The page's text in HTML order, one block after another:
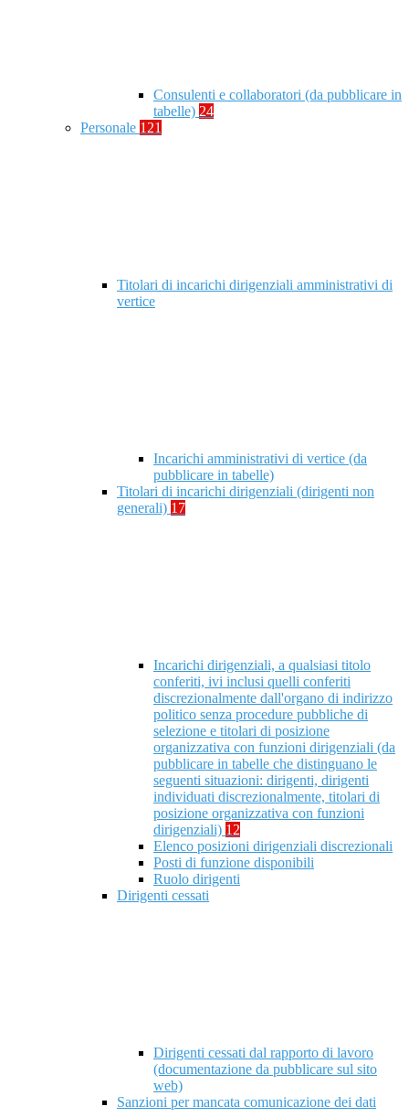
Consulenti e collaboratori (da pubblicare in
tabelle) 24
Personale 121
Titolari di incarichi dirigenziali amministrativi di
vertice
Incarichi amministrativi di vertice (da
pubblicare in tabelle)
Titolari di incarichi dirigenziali (dirigenti non
generali) 17
Incarichi dirigenziali, a qualsiasi titolo
conferiti, ivi inclusi quelli conferiti
discrezionalmente dall'organo di indirizzo
politico senza procedure pubbliche di
selezione e titolari di posizione
organizzativa con funzioni dirigenziali (da
pubblicare in tabelle che distinguano le
seguenti situazioni: dirigenti, dirigenti
individuati discrezionalmente, titolari di
posizione organizzativa con funzioni
dirigenziali) 12
Elenco posizioni dirigenziali discrezionali
Posti di funzione disponibili
Ruolo dirigenti
Dirigenti cessati
Dirigenti cessati dal rapporto di lavoro
(documentazione da pubblicare sul sito
web)
Sanzioni per mancata comunicazione dei dati